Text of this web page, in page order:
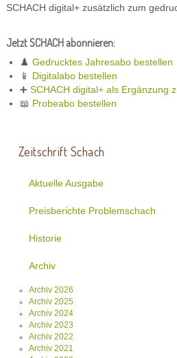
SCHACH digital+ zusätzlich zum
Jetzt SCHACH abonnieren:
♟️ Gedrucktes Jahresabo bestellen
📱 Digitalabo bestellen
➕ SCHACH digital+ als Ergänzung
📖 Probeabo bestellen
Zeitschrift Schach
Aktuelle Ausgabe
Preisberichte Problemschach
Historie
Archiv
Archiv 2026
Archiv 2025
Archiv 2024
Archiv 2023
Archiv 2022
Archiv 2021